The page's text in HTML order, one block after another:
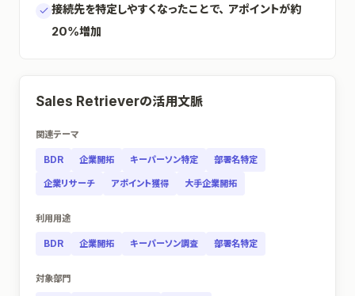
接続先を特定しやすくなったことで、アポイントが約
20%増加
Sales Retrieverの活用文脈
関連テーマ
BDR 企業開拓 キーパーソン特定
部署名特定
企業リサーチ
アポイント獲得 大手企業開拓
利用用途
BDR 企業開拓 キーパーソン調査 部署名特定
対象部門